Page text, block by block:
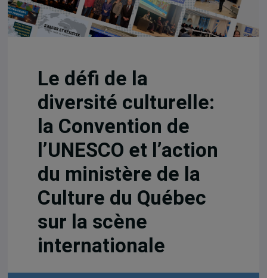
Le défi de la
diversité culturelle:
la Convention de
l’UNESCO et l’action
du ministère de la
Culture du Québec
sur la scène
internationale